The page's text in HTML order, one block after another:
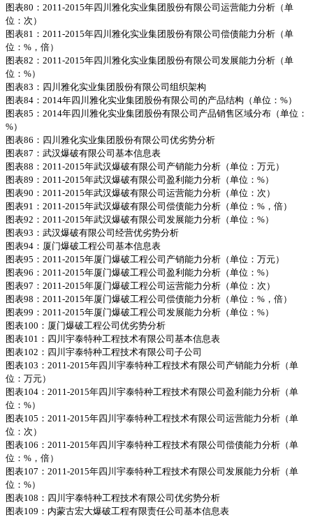
图表80：2011-2015年四川雅化实业集团股份有限公司运营能力分析（单
位：次）
图表81：2011-2015年四川雅化实业集团股份有限公司偿债能力分析（单
位：%，倍）
图表82：2011-2015年四川雅化实业集团股份有限公司发展能力分析（单
位：%）
图表83：四川雅化实业集团股份有限公司组织架构
图表84：2014年四川雅化实业集团股份有限公司的产品结构（单位：%）
图表85：2014年四川雅化实业集团股份有限公司产品销售区域分布（单位：
%）
图表86：四川雅化实业集团股份有限公司优劣势分析
图表87：武汉爆破有限公司基本信息表
图表88：2011-2015年武汉爆破有限公司产销能力分析（单位：万元）
图表89：2011-2015年武汉爆破有限公司盈利能力分析（单位：%）
图表90：2011-2015年武汉爆破有限公司运营能力分析（单位：次）
图表91：2011-2015年武汉爆破有限公司偿债能力分析（单位：%，倍）
图表92：2011-2015年武汉爆破有限公司发展能力分析（单位：%）
图表93：武汉爆破有限公司经营优劣势分析
图表94：厦门爆破工程公司基本信息表
图表95：2011-2015年厦门爆破工程公司产销能力分析（单位：万元）
图表96：2011-2015年厦门爆破工程公司盈利能力分析（单位：%）
图表97：2011-2015年厦门爆破工程公司运营能力分析（单位：次）
图表98：2011-2015年厦门爆破工程公司偿债能力分析（单位：%，倍）
图表99：2011-2015年厦门爆破工程公司发展能力分析（单位：%）
图表100：厦门爆破工程公司优劣势分析
图表101：四川宇泰特种工程技术有限公司基本信息表
图表102：四川宇泰特种工程技术有限公司子公司
图表103：2011-2015年四川宇泰特种工程技术有限公司产销能力分析（单
位：万元）
图表104：2011-2015年四川宇泰特种工程技术有限公司盈利能力分析（单
位：%）
图表105：2011-2015年四川宇泰特种工程技术有限公司运营能力分析（单
位：次）
图表106：2011-2015年四川宇泰特种工程技术有限公司偿债能力分析（单
位：%，倍）
图表107：2011-2015年四川宇泰特种工程技术有限公司发展能力分析（单
位：%）
图表108：四川宇泰特种工程技术有限公司优劣势分析
图表109：内蒙古宏大爆破工程有限责任公司基本信息表